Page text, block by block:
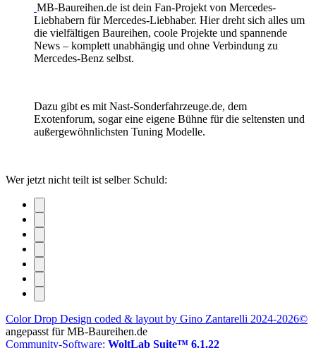
MB-Baureihen.de ist dein Fan-Projekt von Mercedes-
Liebhabern für Mercedes-Liebhaber. Hier dreht sich alles um
die vielfältigen Baureihen, coole Projekte und spannende
News – komplett unabhängig und ohne Verbindung zu
Mercedes-Benz selbst.
Dazu gibt es mit Nast-Sonderfahrzeuge.de, dem
Exotenforum, sogar eine eigene Bühne für die seltensten und
außergewöhnlichsten Tuning Modelle.
Wer jetzt nicht teilt ist selber Schuld:
Color Drop Design coded & layout by Gino Zantarelli 2024-2026©
angepasst für MB-Baureihen.de
Community-Software: WoltLab Suite™ 6.1.22